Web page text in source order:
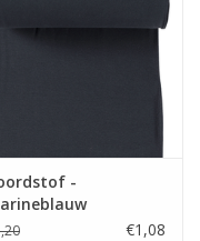
-
€1,08